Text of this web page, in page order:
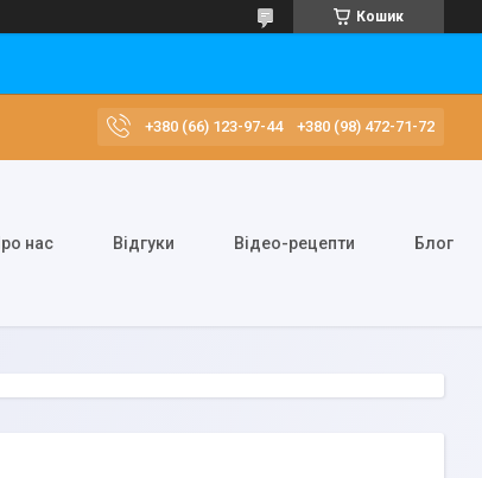
Кошик
+380 (66) 123-97-44 +380 (98) 472-71-72
нас Відгуки Відео-рецепти Блог